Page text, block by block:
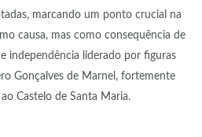
marcando um ponto crucial na
causa, mas como consequência de
independência liderado por figuras
Gonçalves de Marnel, fortemente
ao Castelo de Santa Maria.